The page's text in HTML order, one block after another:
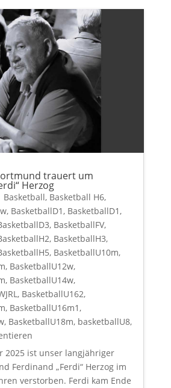
trauert um
Herzog
Basketball, Basketball H6,
, BasketballD1, BasketballD1,
, BasketballFV,
, BasketballH3,
, BasketballU10m,
, BasketballU12w,
, BasketballU14w,
, BasketballU162,
, BasketballU16m1,
, BasketballU18m, basketballU8,
2025 ist unser langjähriger
Ferdinand „Ferdi“ Herzog im
verstorben. Ferdi kam Ende